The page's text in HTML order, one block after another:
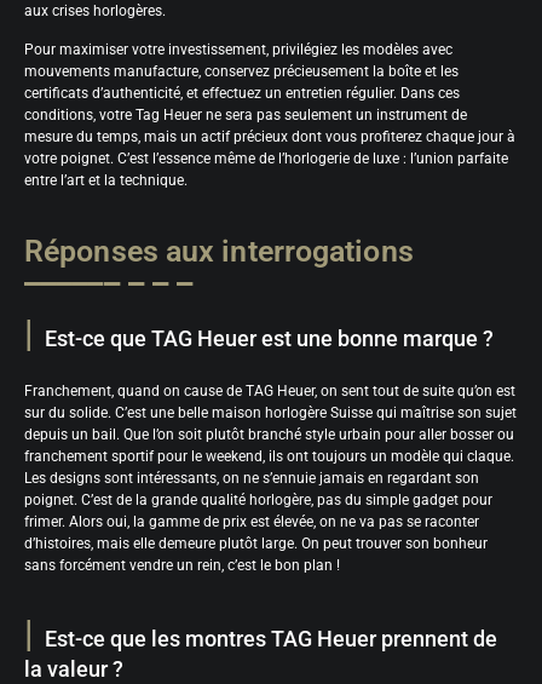
aux crises horlogères.
Pour maximiser votre investissement, privilégiez les modèles avec
mouvements manufacture, conservez précieusement la boîte et les
certificats d’authenticité, et effectuez un entretien régulier. Dans ces
conditions, votre Tag Heuer ne sera pas seulement un instrument de
mesure du temps, mais un actif précieux dont vous profiterez chaque jour à
votre poignet. C’est l’essence même de l’horlogerie de luxe : l’union parfaite
entre l’art et la technique.
Réponses aux interrogations
Est-ce que TAG Heuer est une bonne marque ?
Franchement, quand on cause de TAG Heuer, on sent tout de suite qu’on est
sur du solide. C’est une belle maison horlogère Suisse qui maîtrise son sujet
depuis un bail. Que l’on soit plutôt branché style urbain pour aller bosser ou
franchement sportif pour le weekend, ils ont toujours un modèle qui claque.
Les designs sont intéressants, on ne s’ennuie jamais en regardant son
poignet. C’est de la grande qualité horlogère, pas du simple gadget pour
frimer. Alors oui, la gamme de prix est élevée, on ne va pas se raconter
d’histoires, mais elle demeure plutôt large. On peut trouver son bonheur
sans forcément vendre un rein, c’est le bon plan !
Est-ce que les montres TAG Heuer prennent de
la valeur ?